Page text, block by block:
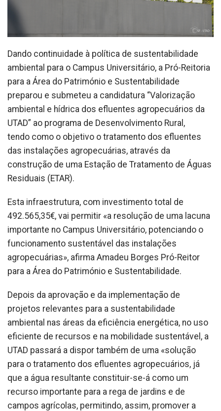
Dando continuidade à política de sustentabilidade
ambiental para o Campus Universitário, a Pró-Reitoria
para a Área do Património e Sustentabilidade
preparou e submeteu a candidatura “Valorização
ambiental e hídrica dos efluentes agropecuários da
UTAD” ao programa de Desenvolvimento Rural,
tendo como o objetivo o tratamento dos efluentes
das instalações agropecuárias, através da
construção de uma Estação de Tratamento de Águas
Residuais (ETAR).
Esta infraestrutura, com investimento total de
492.565,35€, vai permitir «a resolução de uma lacuna
importante no Campus Universitário, potenciando o
funcionamento sustentável das instalações
agropecuárias», afirma Amadeu Borges Pró-Reitor
para a Área do Património e Sustentabilidade.
Depois da aprovação e da implementação de
projetos relevantes para a sustentabilidade
ambiental nas áreas da eficiência energética, no uso
eficiente de recursos e na mobilidade sustentável, a
UTAD passará a dispor também de uma «solução
para o tratamento dos efluentes agropecuários, já
que a água resultante constituir-se-á como um
recurso importante para a rega de jardins e de
campos agrícolas, permitindo, assim, promover a